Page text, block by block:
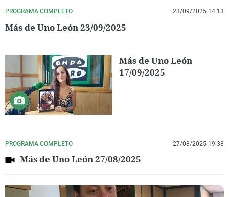
PROGRAMA COMPLETO 23/09/2025 14:13
Más de Uno León 23/09/2025
Más de Uno León
17/09/2025
PROGRAMA COMPLETO 27/08/2025 19:38
Más de Uno León 27/08/2025